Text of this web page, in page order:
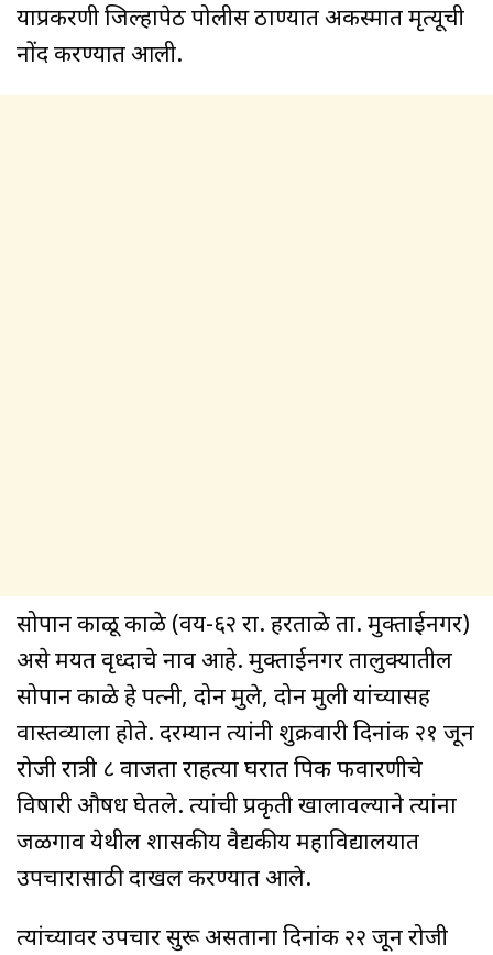
याप्रकरणी जिल्हापेठ पोलीस ठाण्यात अकस्मात मृत्यूची
नोंद करण्यात आली.
सोपान काळू काळे (वय-६२ रा. हरताळे ता. मुक्ताईनगर)
असे मयत वृध्दाचे नाव आहे. मुक्ताईनगर तालुक्यातील
सोपान काळे हे पत्नी, दोन मुले, दोन मुली यांच्यासह
वास्तव्याला होते. दरम्यान त्यांनी शुक्रवारी दिनांक २१ जून
रोजी रात्री ८ वाजता राहत्या घरात पिक फवारणीचे
विषारी औषध घेतले. त्यांची प्रकृती खालावल्याने त्यांना
जळगाव येथील शासकीय वैद्यकीय महाविद्यालयात
उपचारासाठी दाखल करण्यात आले.
त्यांच्यावर उपचार सुरू असताना दिनांक २२ जून रोजी